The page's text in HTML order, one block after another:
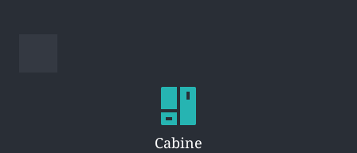
Cabine